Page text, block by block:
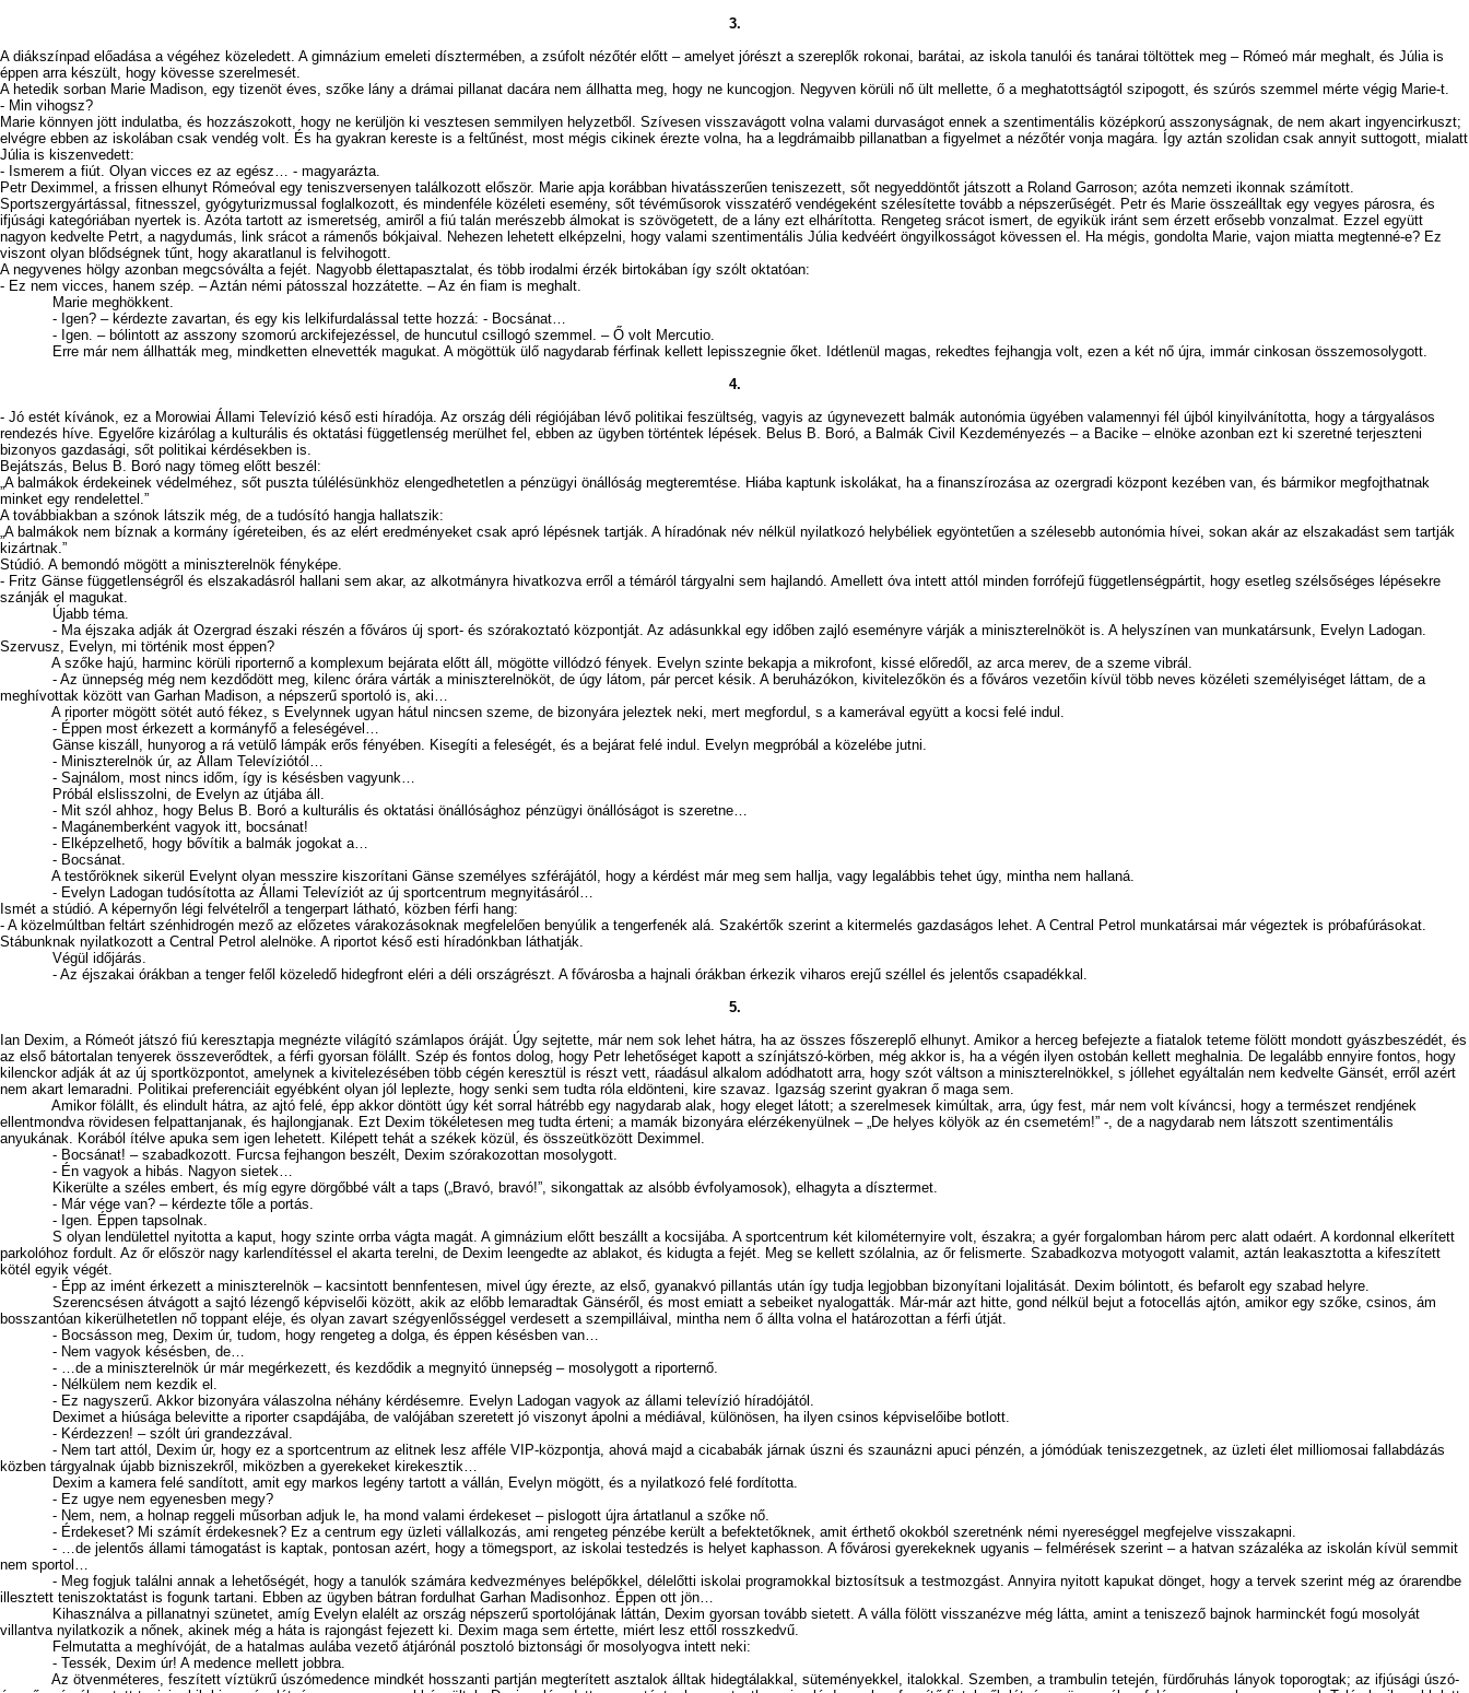
3.
A diákszínpad előadása a végéhez közeledett. A gimnázium emeleti dísztermében, a zsúfolt nézőtér előtt – amelyet jórészt a szereplők rokonai, barátai, az iskola tanulói és tanárai töltöttek meg – Rómeó már meghalt, és Júlia is
éppen arra készült, hogy kövesse szerelmesét.
A hetedik sorban Marie Madison, egy tizenöt éves, szőke lány a drámai pillanat dacára nem állhatta meg, hogy ne kuncogjon. Negyven körüli nő ült mellette, ő a meghatottságtól szipogott, és szúrós szemmel mérte végig Marie-t.
- Min vihogsz?
Marie könnyen jött indulatba, és hozzászokott, hogy ne kerüljön ki vesztesen semmilyen helyzetből. Szívesen visszavágott volna valami durvaságot ennek a szentimentális középkorú asszonyságnak, de nem akart ingyencirkuszt;
elvégre ebben az iskolában csak vendég volt. És ha gyakran kereste is a feltűnést, most mégis cikinek érezte volna, ha a legdrámaibb pillanatban a figyelmet a nézőtér vonja magára. Így aztán szolidan csak annyit suttogott, mialatt
Júlia is kiszenvedett:
- Ismerem a fiút. Olyan vicces ez az egész… - magyarázta.
Petr Deximmel, a frissen elhunyt Rómeóval egy teniszversenyen találkozott először. Marie apja korábban hivatásszerűen teniszezett, sőt negyeddöntőt játszott a Roland Garroson; azóta nemzeti ikonnak számított.
Sportszergyártással, fitnesszel, gyógyturizmussal foglalkozott, és mindenféle közéleti esemény, sőt tévéműsorok visszatérő vendégeként szélesítette tovább a népszerűségét. Petr és Marie összeálltak egy vegyes párosra, és
ifjúsági kategóriában nyertek is. Azóta tartott az ismeretség, amiről a fiú talán merészebb álmokat is szövögetett, de a lány ezt elhárította. Rengeteg srácot ismert, de egyikük iránt sem érzett erősebb vonzalmat. Ezzel együtt
nagyon kedvelte Petrt, a nagydumás, link srácot a rámenős bókjaival. Nehezen lehetett elképzelni, hogy valami szentimentális Júlia kedvéért öngyilkosságot kövessen el. Ha mégis, gondolta Marie, vajon miatta megtenné-e? Ez
viszont olyan blődségnek tűnt, hogy akaratlanul is felvihogott.
A negyvenes hölgy azonban megcsóválta a fejét. Nagyobb élettapasztalat, és több irodalmi érzék birtokában így szólt oktatóan:
- Ez nem vicces, hanem szép. – Aztán némi pátosszal hozzátette. – Az én fiam is meghalt.
Marie meghökkent.
- Igen? – kérdezte zavartan, és egy kis lelkifurdalással tette hozzá: - Bocsánat…
- Igen. – bólintott az asszony szomorú arckifejezéssel, de huncutul csillogó szemmel. – Ő volt Mercutio.
Erre már nem állhatták meg, mindketten elnevették magukat. A mögöttük ülő nagydarab férfinak kellett lepisszegnie őket. Idétlenül magas, rekedtes fejhangja volt, ezen a két nő újra, immár cinkosan összemosolygott.
4.
- Jó estét kívánok, ez a Morowiai Állami Televízió késő esti híradója. Az ország déli régiójában lévő politikai feszültség, vagyis az úgynevezett balmák autonómia ügyében valamennyi fél újból kinyilvánította, hogy a tárgyalásos
rendezés híve. Egyelőre kizárólag a kulturális és oktatási függetlenség merülhet fel, ebben az ügyben történtek lépések. Belus B. Boró, a Balmák Civil Kezdeményezés – a Bacike – elnöke azonban ezt ki szeretné terjeszteni
bizonyos gazdasági, sőt politikai kérdésekben is.
Bejátszás, Belus B. Boró nagy tömeg előtt beszél:
„A balmákok érdekeinek védelméhez, sőt puszta túlélésünkhöz elengedhetetlen a pénzügyi önállóság megteremtése. Hiába kaptunk iskolákat, ha a finanszírozása az ozergradi központ kezében van, és bármikor megfojthatnak
minket egy rendelettel.”
A továbbiakban a szónok látszik még, de a tudósító hangja hallatszik:
„A balmákok nem bíznak a kormány ígéreteiben, és az elért eredményeket csak apró lépésnek tartják. A híradónak név nélkül nyilatkozó helybéliek egyöntetűen a szélesebb autonómia hívei, sokan akár az elszakadást sem tartják
kizártnak.”
Stúdió. A bemondó mögött a miniszterelnök fényképe.
- Fritz Gänse függetlenségről és elszakadásról hallani sem akar, az alkotmányra hivatkozva erről a témáról tárgyalni sem hajlandó. Amellett óva intett attól minden forrófejű függetlenségpártit, hogy esetleg szélsőséges lépésekre
szánják el magukat.
Újabb téma.
- Ma éjszaka adják át Ozergrad északi részén a főváros új sport- és szórakoztató központját. Az adásunkkal egy időben zajló eseményre várják a miniszterelnököt is. A helyszínen van munkatársunk, Evelyn Ladogan.
Szervusz, Evelyn, mi történik most éppen?
A szőke hajú, harminc körüli riporternő a komplexum bejárata előtt áll, mögötte villódzó fények. Evelyn szinte bekapja a mikrofont, kissé előredől, az arca merev, de a szeme vibrál.
- Az ünnepség még nem kezdődött meg, kilenc órára várták a miniszterelnököt, de úgy látom, pár percet késik. A beruházókon, kivitelezőkön és a főváros vezetőin kívül több neves közéleti személyiséget láttam, de a
meghívottak között van Garhan Madison, a népszerű sportoló is, aki…
A riporter mögött sötét autó fékez, s Evelynnek ugyan hátul nincsen szeme, de bizonyára jeleztek neki, mert megfordul, s a kamerával együtt a kocsi felé indul.
- Éppen most érkezett a kormányfő a feleségével…
Gänse kiszáll, hunyorog a rá vetülő lámpák erős fényében. Kisegíti a feleségét, és a bejárat felé indul. Evelyn megpróbál a közelébe jutni.
- Miniszterelnök úr, az Állam Televíziótól…
- Sajnálom, most nincs időm, így is késésben vagyunk…
Próbál elslisszolni, de Evelyn az útjába áll.
- Mit szól ahhoz, hogy Belus B. Boró a kulturális és oktatási önállósághoz pénzügyi önállóságot is szeretne…
- Magánemberként vagyok itt, bocsánat!
- Elképzelhető, hogy bővítik a balmák jogokat a…
- Bocsánat.
A testőröknek sikerül Evelynt olyan messzire kiszorítani Gänse személyes szférájától, hogy a kérdést már meg sem hallja, vagy legalábbis tehet úgy, mintha nem hallaná.
- Evelyn Ladogan tudósította az Állami Televíziót az új sportcentrum megnyitásáról…
Ismét a stúdió. A képernyőn légi felvételről a tengerpart látható, közben férfi hang:
- A közelmúltban feltárt szénhidrogén mező az előzetes várakozásoknak megfelelően benyúlik a tengerfenék alá. Szakértők szerint a kitermelés gazdaságos lehet. A Central Petrol munkatársai már végeztek is próbafúrásokat.
Stábunknak nyilatkozott a Central Petrol alelnöke. A riportot késő esti híradónkban láthatják.
Végül időjárás.
- Az éjszakai órákban a tenger felől közeledő hidegfront eléri a déli országrészt. A fővárosba a hajnali órákban érkezik viharos erejű széllel és jelentős csapadékkal.
5.
Ian Dexim, a Rómeót játszó fiú keresztapja megnézte világító számlapos óráját. Úgy sejtette, már nem sok lehet hátra, ha az összes főszereplő elhunyt. Amikor a herceg befejezte a fiatalok teteme fölött mondott gyászbeszédét, és
az első bátortalan tenyerek összeverődtek, a férfi gyorsan fölállt. Szép és fontos dolog, hogy Petr lehetőséget kapott a színjátszó-körben, még akkor is, ha a végén ilyen ostobán kellett meghalnia. De legalább ennyire fontos, hogy
kilenckor adják át az új sportközpontot, amelynek a kivitelezésében több cégén keresztül is részt vett, ráadásul alkalom adódhatott arra, hogy szót váltson a miniszterelnökkel, s jóllehet egyáltalán nem kedvelte Gänsét, erről azért
nem akart lemaradni. Politikai preferenciáit egyébként olyan jól leplezte, hogy senki sem tudta róla eldönteni, kire szavaz. Igazság szerint gyakran ő maga sem.
Amikor fölállt, és elindult hátra, az ajtó felé, épp akkor döntött úgy két sorral hátrébb egy nagydarab alak, hogy eleget látott; a szerelmesek kimúltak, arra, úgy fest, már nem volt kíváncsi, hogy a természet rendjének
ellentmondva rövidesen felpattanjanak, és hajlongjanak. Ezt Dexim tökéletesen meg tudta érteni; a mamák bizonyára elérzékenyülnek – „De helyes kölyök az én csemetém!” -, de a nagydarab nem látszott szentimentális
anyukának. Korából ítélve apuka sem igen lehetett. Kilépett tehát a székek közül, és összeütközött Deximmel.
- Bocsánat! – szabadkozott. Furcsa fejhangon beszélt, Dexim szórakozottan mosolygott.
- Én vagyok a hibás. Nagyon sietek…
Kikerülte a széles embert, és míg egyre dörgőbbé vált a taps („Bravó, bravó!”, sikongattak az alsóbb évfolyamosok), elhagyta a dísztermet.
- Már vége van? – kérdezte tőle a portás.
- Igen. Éppen tapsolnak.
S olyan lendülettel nyitotta a kaput, hogy szinte orrba vágta magát. A gimnázium előtt beszállt a kocsijába. A sportcentrum két kilométernyire volt, északra; a gyér forgalomban három perc alatt odaért. A kordonnal elkerített
parkolóhoz fordult. Az őr először nagy karlendítéssel el akarta terelni, de Dexim leengedte az ablakot, és kidugta a fejét. Meg se kellett szólalnia, az őr felismerte. Szabadkozva motyogott valamit, aztán leakasztotta a kifeszített
kötél egyik végét.
- Épp az imént érkezett a miniszterelnök – kacsintott bennfentesen, mivel úgy érezte, az első, gyanakvó pillantás után így tudja legjobban bizonyítani lojalitását. Dexim bólintott, és befarolt egy szabad helyre.
Szerencsésen átvágott a sajtó lézengő képviselői között, akik az előbb lemaradtak Gänséről, és most emiatt a sebeiket nyalogatták. Már-már azt hitte, gond nélkül bejut a fotocellás ajtón, amikor egy szőke, csinos, ám
bosszantóan kikerülhetetlen nő toppant eléje, és olyan zavart szégyenlősséggel verdesett a szempilláival, mintha nem ő állta volna el határozottan a férfi útját.
- Bocsásson meg, Dexim úr, tudom, hogy rengeteg a dolga, és éppen késésben van…
- Nem vagyok késésben, de…
- …de a miniszterelnök úr már megérkezett, és kezdődik a megnyitó ünnepség – mosolygott a riporternő.
- Nélkülem nem kezdik el.
- Ez nagyszerű. Akkor bizonyára válaszolna néhány kérdésemre. Evelyn Ladogan vagyok az állami televízió híradójától.
Deximet a hiúsága belevitte a riporter csapdájába, de valójában szeretett jó viszonyt ápolni a médiával, különösen, ha ilyen csinos képviselőibe botlott.
- Kérdezzen! – szólt úri grandezzával.
- Nem tart attól, Dexim úr, hogy ez a sportcentrum az elitnek lesz afféle VIP-központja, ahová majd a cicababák járnak úszni és szaunázni apuci pénzén, a jómódúak teniszezgetnek, az üzleti élet milliomosai fallabdázás
közben tárgyalnak újabb bizniszekről, miközben a gyerekeket kirekesztik…
Dexim a kamera felé sandított, amit egy markos legény tartott a vállán, Evelyn mögött, és a nyilatkozó felé fordította.
- Ez ugye nem egyenesben megy?
- Nem, nem, a holnap reggeli műsorban adjuk le, ha mond valami érdekeset – pislogott újra ártatlanul a szőke nő.
- Érdekeset? Mi számít érdekesnek? Ez a centrum egy üzleti vállalkozás, ami rengeteg pénzébe került a befektetőknek, amit érthető okokból szeretnénk némi nyereséggel megfejelve visszakapni.
- …de jelentős állami támogatást is kaptak, pontosan azért, hogy a tömegsport, az iskolai testedzés is helyet kaphasson. A fővárosi gyerekeknek ugyanis – felmérések szerint – a hatvan százaléka az iskolán kívül semmit
nem sportol…
- Meg fogjuk találni annak a lehetőségét, hogy a tanulók számára kedvezményes belépőkkel, délelőtti iskolai programokkal biztosítsuk a testmozgást. Annyira nyitott kapukat dönget, hogy a tervek szerint még az órarendbe
illesztett teniszoktatást is fogunk tartani. Ebben az ügyben bátran fordulhat Garhan Madisonhoz. Éppen ott jön…
Kihasználva a pillanatnyi szünetet, amíg Evelyn elalélt az ország népszerű sportolójának láttán, Dexim gyorsan tovább sietett. A válla fölött visszanézve még látta, amint a teniszező bajnok harminckét fogú mosolyát
villantva nyilatkozik a nőnek, akinek még a háta is rajongást fejezett ki. Dexim maga sem értette, miért lesz ettől rosszkedvű.
Felmutatta a meghívóját, de a hatalmas aulába vezető átjárónál posztoló biztonsági őr mosolyogva intett neki:
- Tessék, Dexim úr! A medence mellett jobbra.
Az ötvenméteres, feszített víztükrű úszómedence mindkét hosszanti partján megterített asztalok álltak hidegtálakkal, süteményekkel, italokkal. Szemben, a trambulin tetején, fürdőruhás lányok toporogtak; az ifjúsági úszó-